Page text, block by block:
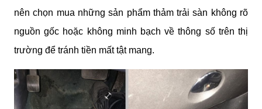
nên chọn mua những sản phẩm thảm trải sàn không rõ
nguồn gốc hoặc không minh bạch về thông số trên thị
trường để tránh tiền mất tật mang.